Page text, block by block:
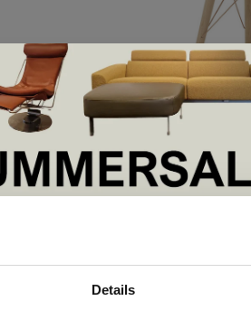
Details
Lovewood
Thule stool 46 -
Showroommodel
€425,00 €319,00
Sale bij Snip Wonen+ is